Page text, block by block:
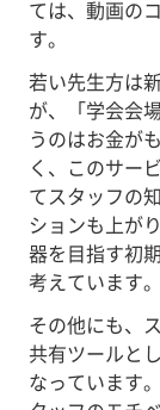
ては、動画の
す。
若い先生方は
が、「学会会
うのはお金が
く、このサー
てスタッフの
ションも上が
器を目指す初
考えています。
その他にも、
共有ツールと
なっています